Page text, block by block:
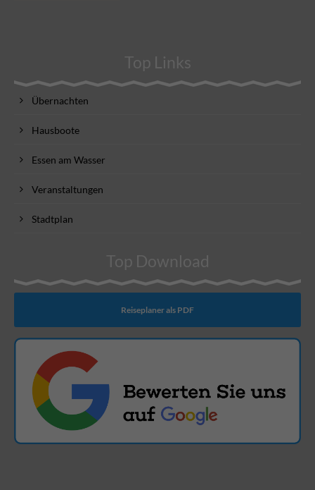
Top Links
Übernachten
Hausboote
Essen am Wasser
Veranstaltungen
Stadtplan
Top Download
Reiseplaner als PDF